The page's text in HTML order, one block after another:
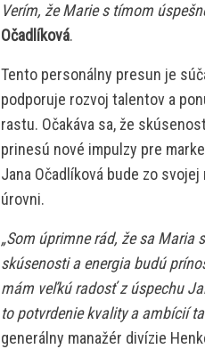
Verím, že Marie s tímom
Očadlíková.
Tento personálny presun je
podporuje rozvoj talentov a
rastu. Očakáva sa, že
prinesú nové impulzy pre
Jana Očadlíková bude zo
úrovni.
„Som úprimne rád, že sa
skúsenosti a energia budú
mám veľkú radosť z úspechu
to potvrdenie kvality a ambícií
generálny manažér divízie